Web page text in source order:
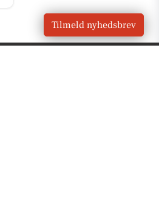
Tilmeld nyhedsbrev